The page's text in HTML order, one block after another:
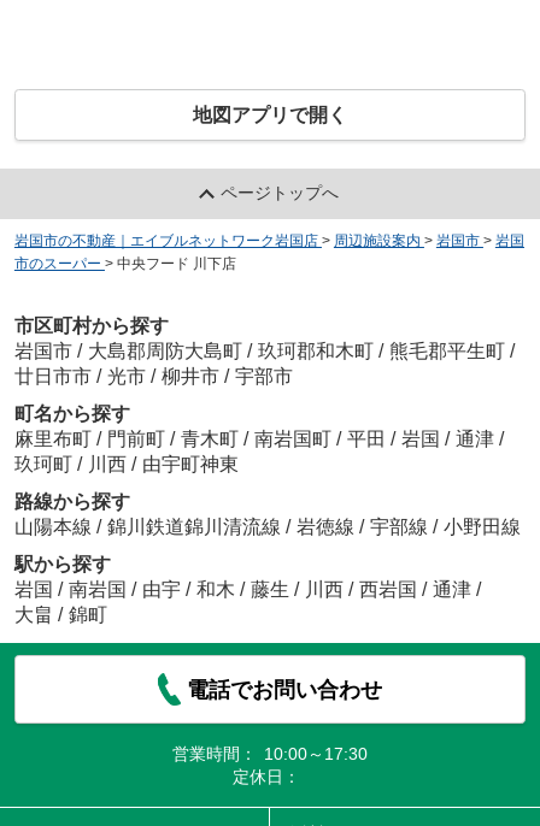
地図アプリで開く
ページトップへ
岩国市の不動産｜エイブルネットワーク岩国店 > 周辺施設案内 > 岩国市 > 岩国
市のスーパー > 中央フード 川下店
市区町村から探す
岩国市 / 大島郡周防大島町 / 玖珂郡和木町 / 熊毛郡平生町 /
廿日市市 / 光市 / 柳井市 / 宇部市
町名から探す
麻里布町 / 門前町 / 青木町 / 南岩国町 / 平田 / 岩国 / 通津 /
玖珂町 / 川西 / 由宇町神東
路線から探す
山陽本線 / 錦川鉄道錦川清流線 / 岩徳線 / 宇部線 / 小野田線
駅から探す
岩国 / 南岩国 / 由宇 / 和木 / 藤生 / 川西 / 西岩国 / 通津 /
大畠 / 錦町
電話でお問い合わせ
営業時間：
10:00～17:30
定休日：